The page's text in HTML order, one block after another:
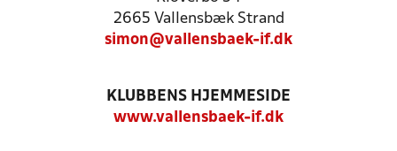
2665 Vallensbæk Strand
simon@vallensbaek-if.dk
KLUBBENS HJEMMESIDE
www.vallensbaek-if.dk